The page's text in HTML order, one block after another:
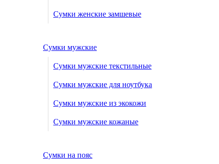
Сумки женские замшевые
Сумки мужские
Сумки мужские текстильные
Сумки мужские для ноутбука
Сумки мужские из экокожи
Сумки мужские кожаные
Сумки на пояс